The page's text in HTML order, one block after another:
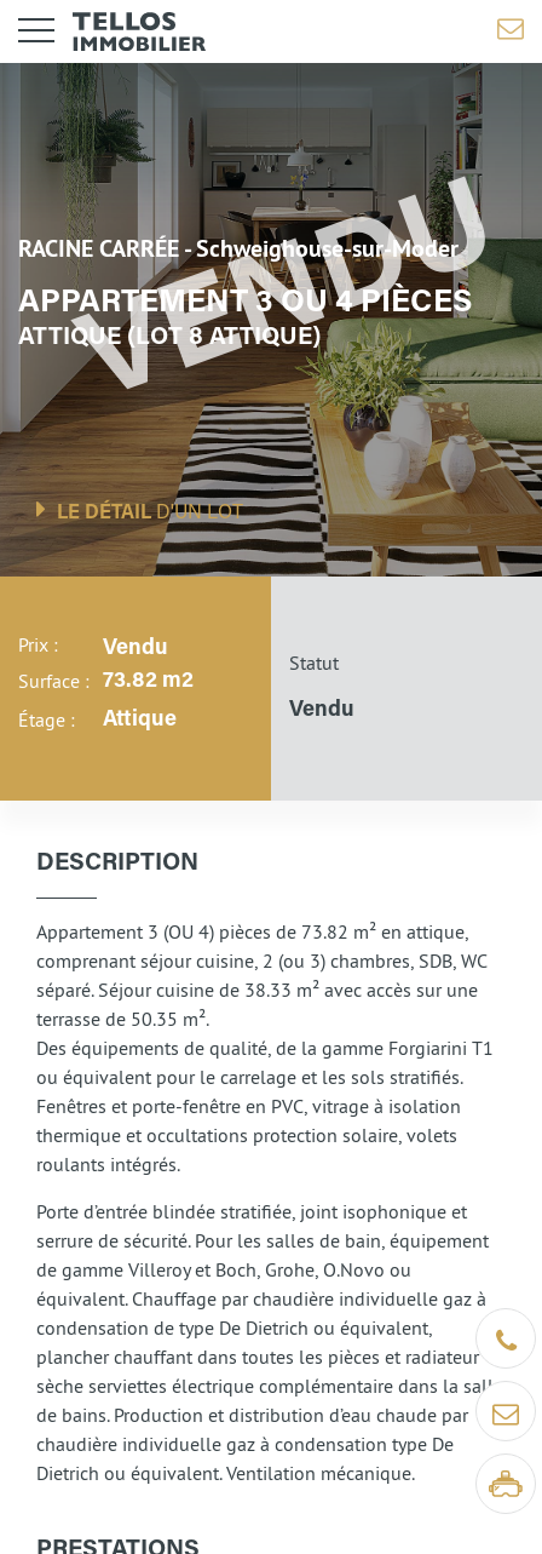
Être
Contact
Visite
RACINE CARRÉE - Schweighouse-sur-Moder
APPARTEMENT 3 OU 4 PIÈCES
ATTIQUE (LOT 8 ATTIQUE)
LE DÉTAILD'UN LOT
Prix : Vendu
Surface : 73.82 m2
Étage : Attique
Statut
Vendu
DESCRIPTION
Appartement 3 (OU 4) pièces de 73.82 m² en attique,
comprenant séjour cuisine, 2 (ou 3) chambres, SDB, WC
séparé. Séjour cuisine de 38.33 m² avec accès sur une
terrasse de 50.35 m².
Des équipements de qualité, de la gamme Forgiarini T1
ou équivalent pour le carrelage et les sols stratifiés.
Fenêtres et porte-fenêtre en PVC, vitrage à isolation
thermique et occultations protection solaire, volets
roulants intégrés.
Porte d’entrée blindée stratifiée, joint isophonique et
serrure de sécurité. Pour les salles de bain, équipement
de gamme Villeroy et Boch, Grohe, O.Novo ou
équivalent. Chauffage par chaudière individuelle gaz à
condensation de type De Dietrich ou équivalent,
plancher chauffant dans toutes les pièces et radiateur
sèche serviettes électrique complémentaire dans la salle
de bains. Production et distribution d’eau chaude par
chaudière individuelle gaz à condensation type De
Dietrich ou équivalent. Ventilation mécanique.